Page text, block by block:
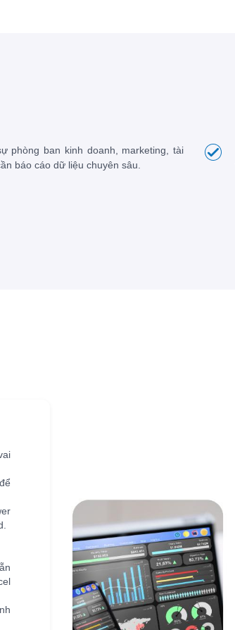
phòng ban kinh doanh, marketing, tài
báo cáo dữ liệu chuyên sâu.